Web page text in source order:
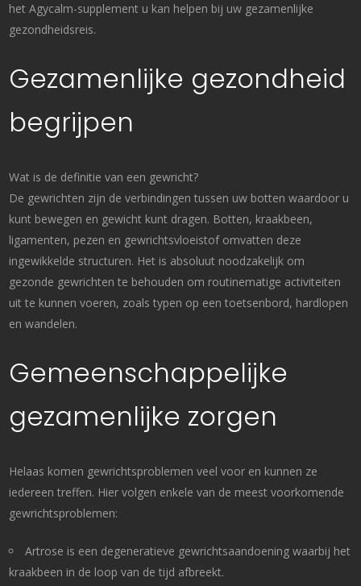
het Agycalm-supplement u kan helpen bij uw gezamenlijke
gezondheidsreis.
Gezamenlijke gezondheid
begrijpen
Wat is de definitie van een gewricht?
De gewrichten zijn de verbindingen tussen uw botten waardoor u
kunt bewegen en gewicht kunt dragen. Botten, kraakbeen,
ligamenten, pezen en gewrichtsvloeistof omvatten deze
ingewikkelde structuren. Het is absoluut noodzakelijk om
gezonde gewrichten te behouden om routinematige activiteiten
uit te kunnen voeren, zoals typen op een toetsenbord, hardlopen
en wandelen.
Gemeenschappelijke
gezamenlijke zorgen
Helaas komen gewrichtsproblemen veel voor en kunnen ze
iedereen treffen. Hier volgen enkele van de meest voorkomende
gewrichtsproblemen:
Artrose is een degeneratieve gewrichtsaandoening waarbij het
kraakbeen in de loop van de tijd afbreekt.